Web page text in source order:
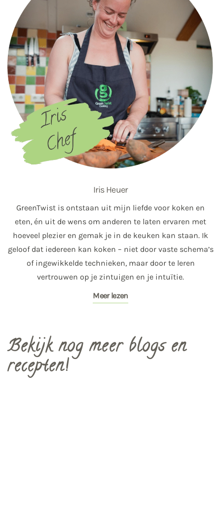
Iris Heuer
GreenTwist is ontstaan uit mijn liefde voor koken en
eten, én uit de wens om anderen te laten ervaren met
hoeveel plezier en gemak je in de keuken kan staan. Ik
geloof dat iedereen kan koken – niet door vaste schema’s
of ingewikkelde technieken, maar door te leren
vertrouwen op je zintuigen en je intuïtie.
Meer lezen
Bekijk nog meer blogs en
recepten!